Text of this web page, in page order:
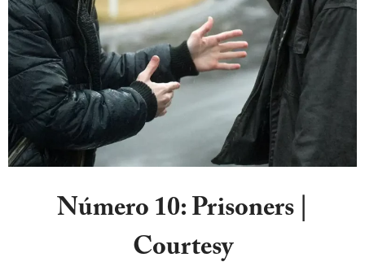
Número 10: Prisoners |
Courtesy